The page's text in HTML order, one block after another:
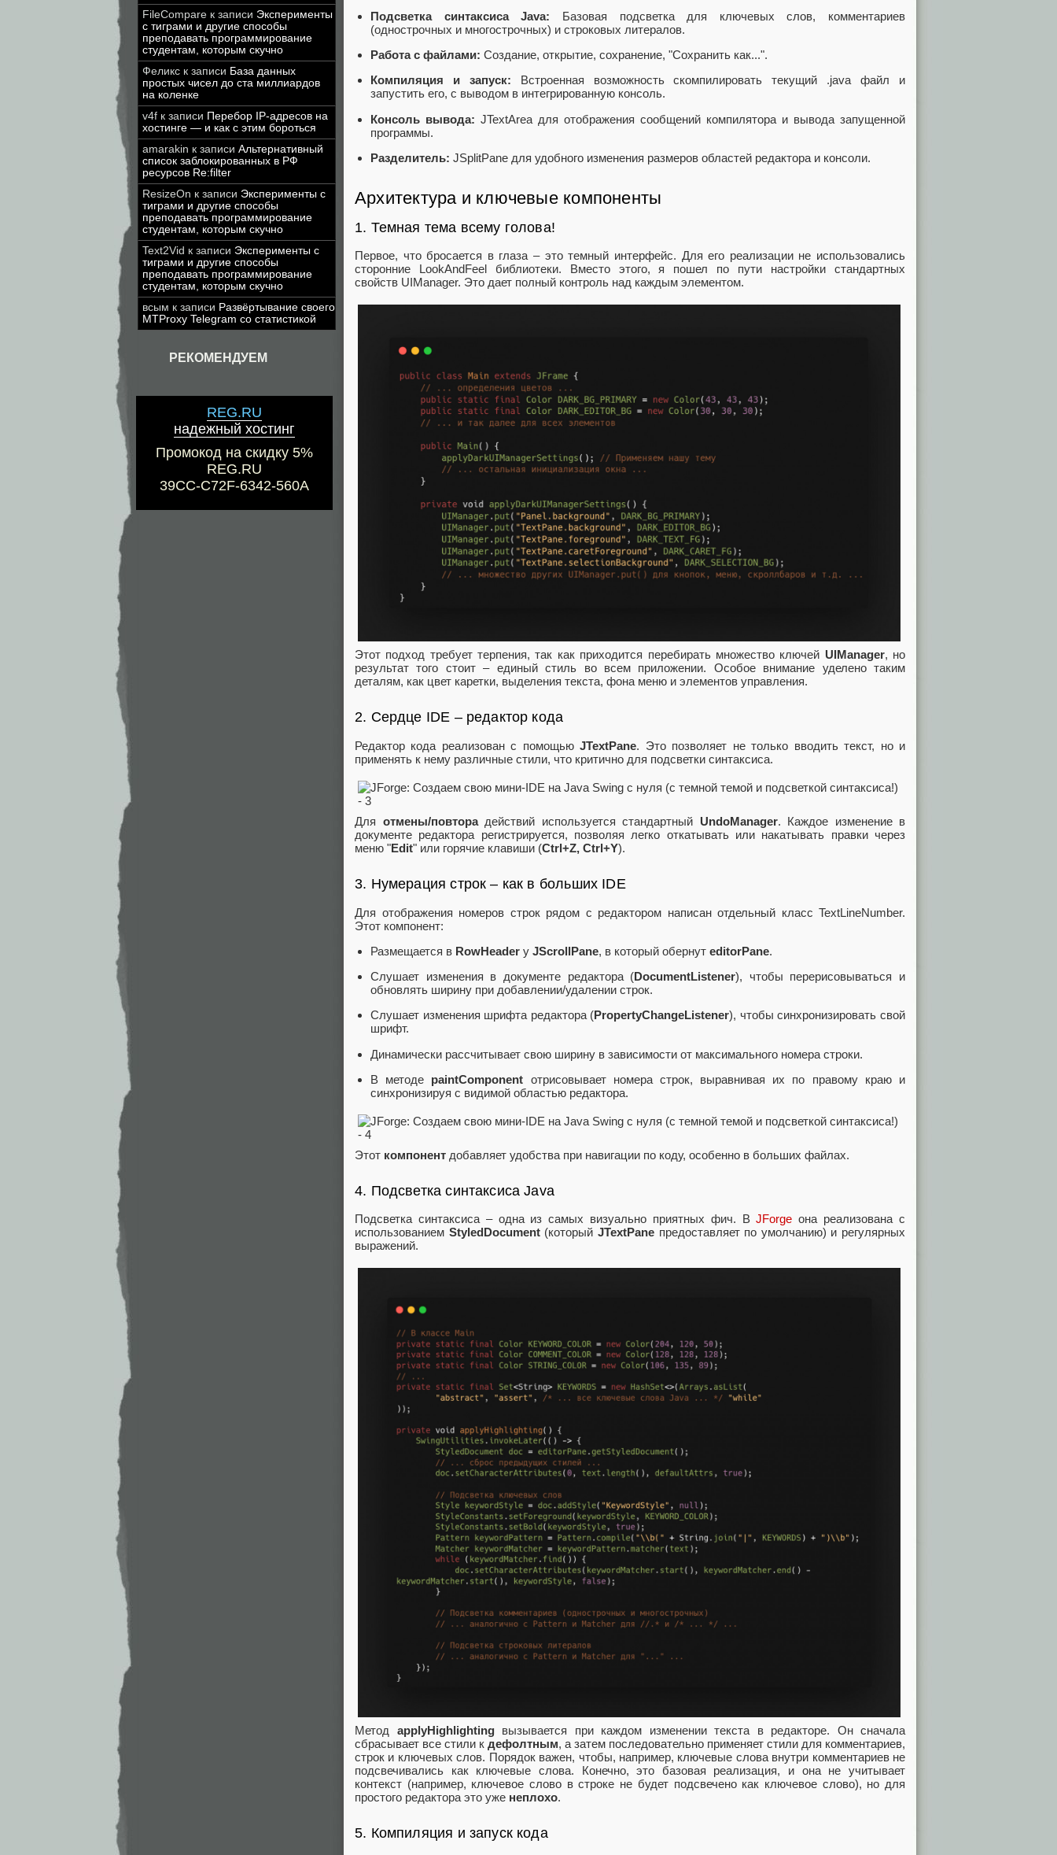
FileCompare к записи Эксперименты
с тиграми и другие способы
преподавать программирование
студентам, которым скучно
Феликс к записи База данных
простых чисел до ста миллиардов
на коленке
v4f к записи Перебор IP-адресов на
хостинге — и как с этим бороться
amarakin к записи Альтернативный
список заблокированных в РФ
ресурсов Re:filter
ResizeOn к записи Эксперименты с
тиграми и другие способы
преподавать программирование
студентам, которым скучно
Text2Vid к записи Эксперименты с
тиграми и другие способы
преподавать программирование
студентам, которым скучно
всым к записи Развёртывание своего
MTProxy Telegram со статистикой
РЕКОМЕНДУЕМ
REG.RU
надежный хостинг
Промокод на скидку 5%
REG.RU
39CC-C72F-6342-560A
Подсветка синтаксиса Java: Базовая подсветка для ключевых слов, комментариев
(однострочных и многострочных) и строковых литералов.
Работа с файлами: Создание, открытие, сохранение, "Сохранить как...".
Компиляция и запуск: Встроенная возможность скомпилировать текущий .java файл и
запустить его, с выводом в интегрированную консоль.
Консоль вывода: JTextArea для отображения сообщений компилятора и вывода запущенной
программы.
Разделитель: JSplitPane для удобного изменения размеров областей редактора и консоли.
Архитектура и ключевые компоненты
1. Темная тема всему голова!
Первое, что бросается в глаза – это темный интерфейс. Для его реализации не использовались
сторонние LookAndFeel библиотеки. Вместо этого, я пошел по пути настройки стандартных
свойств UIManager. Это дает полный контроль над каждым элементом.
Этот подход требует терпения, так как приходится перебирать множество ключей UIManager, но
результат того стоит – единый стиль во всем приложении. Особое внимание уделено таким
деталям, как цвет каретки, выделения текста, фона меню и элементов управления.
2. Сердце IDE – редактор кода
Редактор кода реализован с помощьюJTextPane. Это позволяет не только вводить текст, но и
применять к нему различные стили, что критично для подсветки синтаксиса.
Для отмены/повторадействий используется стандартный UndoManager. Каждое изменение в
документе редактора регистрируется, позволяя легко откатывать или накатывать правки через
меню "Edit" или горячие клавиши (Ctrl+Z, Ctrl+Y).
3. Нумерация строк – как в больших IDE
Для отображения номеров строк рядом с редактором написан отдельный класс TextLineNumber.
Этот компонент:
Размещается в RowHeader у JScrollPane, в который обернут editorPane.
Слушает изменения в документе редактора (DocumentListener), чтобы перерисовываться и
обновлять ширину при добавлении/удалении строк.
Слушает изменения шрифта редактора (PropertyChangeListener), чтобы синхронизировать свой
шрифт.
Динамически рассчитывает свою ширину в зависимости от максимального номера строки.
В методе paintComponent отрисовывает номера строк, выравнивая их по правому краю и
синхронизируя с видимой областью редактора.
Этот компонент добавляет удобства при навигации по коду, особенно в больших файлах.
4. Подсветка синтаксиса Java
Подсветка синтаксиса – одна из самых визуально приятных фич. ВJForge она реализована с
использованием StyledDocument(который JTextPaneпредоставляет по умолчанию) и регулярных
выражений.
Метод applyHighlightingвызывается при каждом изменении текста в редакторе. Он сначала
сбрасывает все стили к дефолтным, а затем последовательно применяет стили для комментариев,
строк и ключевых слов. Порядок важен, чтобы, например, ключевые слова внутри комментариев не
подсвечивались как ключевые слова. Конечно, это базовая реализация, и она не учитывает
контекст (например, ключевое слово в строке не будет подсвечено как ключевое слово), но для
простого редактора это уже неплохо.
5. Компиляция и запуск кода